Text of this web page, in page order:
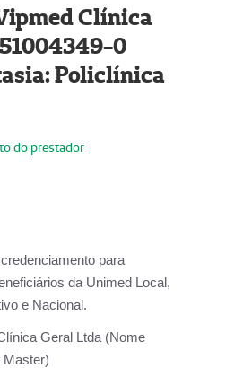
Clínica
0
Policlínica
do prestador
para
da Unimed Local,
e Nacional.
Geral Ltda (Nome
Master)